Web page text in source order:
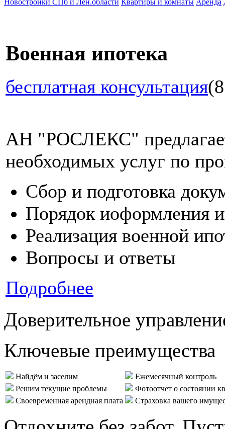
Военная ипотека
бесплатная консультация
АН "РОСЛЕКС"
необходимых услуг по
Сбор и подготовка
Порядок иоформления
Реализация военной
Вопросы и ответы
Подробнее
Доверительное
Ключевые преимущества
Найдём и заселим
Ежемесячный контроль
Решим текущие проблемы
Фотоотчет о состоянии
Своевременная арендная плата
Страховка вашего